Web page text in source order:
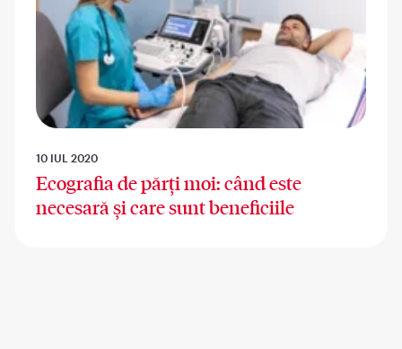
10 IUL 2020
Ecografia de părți moi: când este
necesară și care sunt beneficiile